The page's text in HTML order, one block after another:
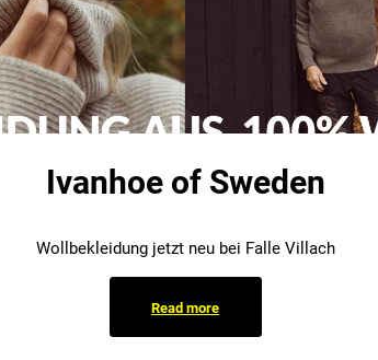
Ivanhoe of Sweden
Wollbekleidung jetzt neu bei Falle Villach
Read more